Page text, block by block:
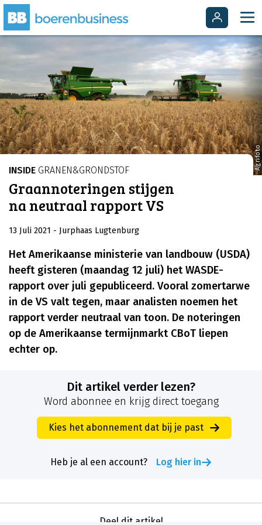
Agrifoto
INSIDE GRANEN&GRONDSTOF
Graannoteringen stijgen
na neutraal rapport VS
13 Juli 2021 - Jurphaas Lugtenburg
Het Amerikaanse ministerie van landbouw (USDA)
heeft gisteren (maandag 12 juli) het WASDE-
rapport over juli gepubliceerd. Vooral zomertarwe
in de VS valt tegen, maar analisten noemen het
rapport verder neutraal van toon. De noteringen
op de Amerikaanse termijnmarkt CBoT liepen
echter op.
Dit artikel verder lezen?
Word abonnee en krijg direct toegang
Kies het abonnement dat bij je past
Heb je al een account? Log hier in
Deel dit artikel